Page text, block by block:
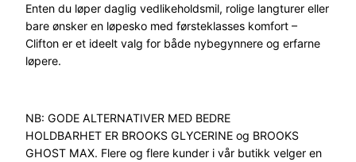
Enten du løper daglig vedlikeholdsmil, rolige langturer eller
bare ønsker en løpesko med førsteklasses komfort –
Clifton er et ideelt valg for både nybegynnere og erfarne
løpere.
NB: GODE ALTERNATIVER MED BEDRE
HOLDBARHET ER BROOKS GLYCERINE og BROOKS
GHOST MAX. Flere og flere kunder i vår butikk velger en